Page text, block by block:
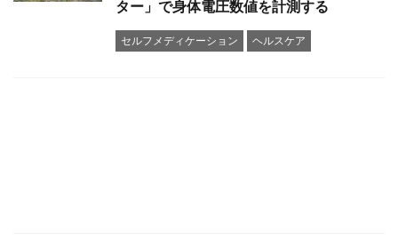
ター」で身体電圧数値を計測する
セルフメディケーション ヘルスケア